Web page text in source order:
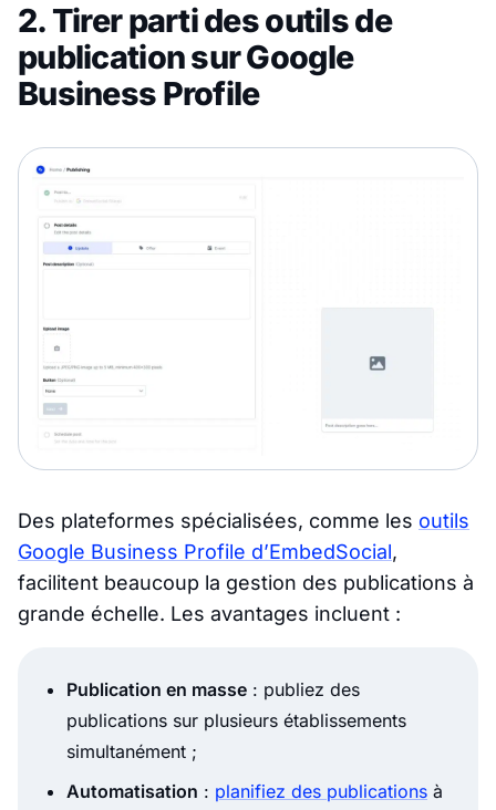
2. Tirer parti des outils de
publication sur Google
Business Profile
Des plateformes spécialisées, comme les outils
Google Business Profile d’EmbedSocial,
facilitent beaucoup la gestion des publications à
grande échelle. Les avantages incluent :
Publication en masse : publiez des
publications sur plusieurs établissements
simultanément ;
Automatisation : planifiez des publications à